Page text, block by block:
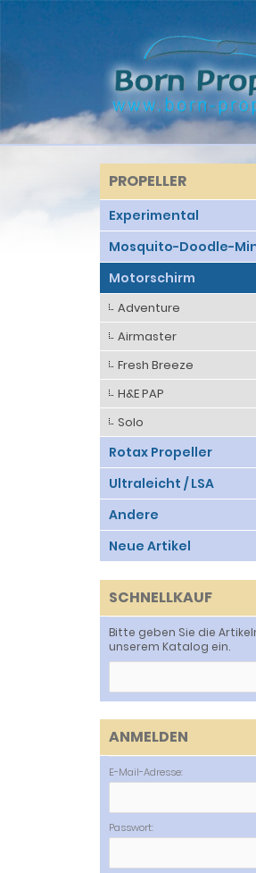
PROPELLER
Experimental
Mosquito-Doodle-
Motorschirm
Adventure
Airmaster
Fresh Breeze
H&E PAP
Solo
Rotax Propeller
Ultraleicht / LSA
Andere
Neue Artikel
SCHNELLKAUF
Bitte geben Sie die
unserem Katalog ein.
ANMELDEN
E-Mail-Adresse:
Passwort: